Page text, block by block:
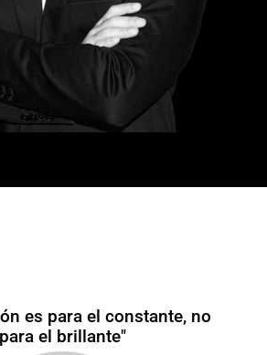
es para el constante, no
para el brillante"